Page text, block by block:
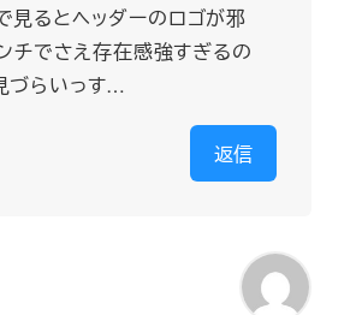
見るとヘッダーのロゴが邪
チでさえ存在感強すぎるの
づらいっす…
返信